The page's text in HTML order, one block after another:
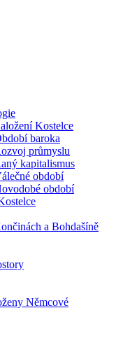
Kostelce
baroka
průmyslu
kapitalismus
období
období
a Bohdašíně
Němcové